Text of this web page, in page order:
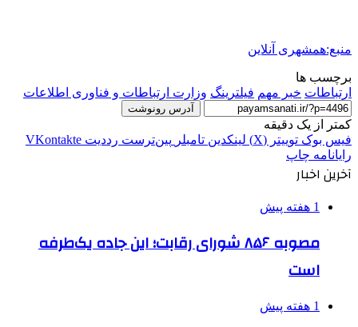
منبع:همشهری آنلاین
برچسب ها
ارتباطات خبر مهم فيلترينگ وزارت ارتباطات و فناوری اطلاعات
آدرس رونوشت
کمتر از یک دقیقه
فیس بوک توییتر (X) لینکدین ‫تامبلر ‫پین‌ترست ‫رددیت ‫VKontakte
رایانامه چاپ
آخرین اخبار
1 هفته پیش
مصوبه ۸۵۶ شورای رقابت؛ این جاده یک‌طرفه
است
1 هفته پیش